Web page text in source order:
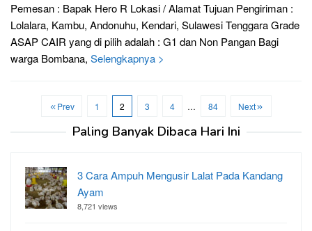
Pemesan : Bapak Hero R Lokasi / Alamat Tujuan Pengiriman :
Lolalara, Kambu, Andonuhu, Kendari, Sulawesi Tenggara Grade
ASAP CAIR yang di pilih adalah : G1 dan Non Pangan Bagi
warga Bombana, Selengkapnya >
Prev 1 2 3 4 … 84 Next
Paling Banyak Dibaca Hari Ini
3 Cara Ampuh Mengusir Lalat Pada Kandang
Ayam
8,721 views